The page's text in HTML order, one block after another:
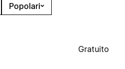
Popolari
Gratuito